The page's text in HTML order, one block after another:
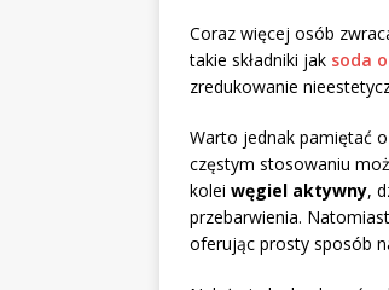
Coraz więcej osób
takie składniki jak soda
zredukowanie
Warto jednak pamiętać
częstym stosowaniu
kolei węgiel aktywny,
przebarwienia. Natomiast
oferując prosty sposób